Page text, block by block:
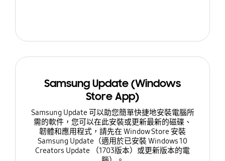
Samsung Update (Windows
Store App)
Samsung Update 可以助您簡單快捷地安裝電腦所
需的軟件，您可以在此安裝或更新最新的磁碟、
韌體和應用程式，請先在 Window Store 安裝
Samsung Update（適用於已安裝 Windows 10
Creators Update （1703版本）或更新版本的電